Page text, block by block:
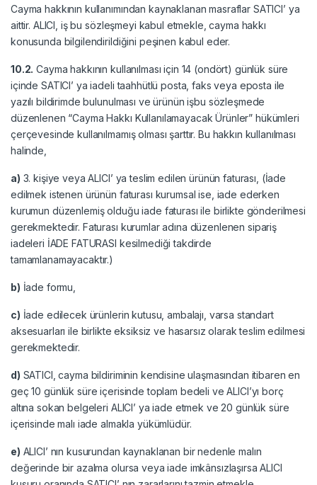
Cayma hakkının kullanımından kaynaklanan masraflar SATICI’ ya
aittir. ALICI, iş bu sözleşmeyi kabul etmekle, cayma hakkı
konusunda bilgilendirildiğini peşinen kabul eder.
10.2. Cayma hakkının kullanılması için 14 (ondört) günlük süre
içinde SATICI’ ya iadeli taahhütlü posta, faks veya eposta ile
yazılı bildirimde bulunulması ve ürünün işbu sözleşmede
düzenlenen “Cayma Hakkı Kullanılamayacak Ürünler” hükümleri
çerçevesinde kullanılmamış olması şarttır. Bu hakkın kullanılması
halinde,
a) 3. kişiye veya ALICI’ ya teslim edilen ürünün faturası, (İade
edilmek istenen ürünün faturası kurumsal ise, iade ederken
kurumun düzenlemiş olduğu iade faturası ile birlikte gönderilmesi
gerekmektedir. Faturası kurumlar adına düzenlenen sipariş
iadeleri İADE FATURASI kesilmediği takdirde
tamamlanamayacaktır.)
b) İade formu,
c) İade edilecek ürünlerin kutusu, ambalajı, varsa standart
aksesuarları ile birlikte eksiksiz ve hasarsız olarak teslim edilmesi
gerekmektedir.
d) SATICI, cayma bildiriminin kendisine ulaşmasından itibaren en
geç 10 günlük süre içerisinde toplam bedeli ve ALICI’yı borç
altına sokan belgeleri ALICI’ ya iade etmek ve 20 günlük süre
içerisinde malı iade almakla yükümlüdür.
e) ALICI’ nın kusurundan kaynaklanan bir nedenle malın
değerinde bir azalma olursa veya iade imkânsızlaşırsa ALICI